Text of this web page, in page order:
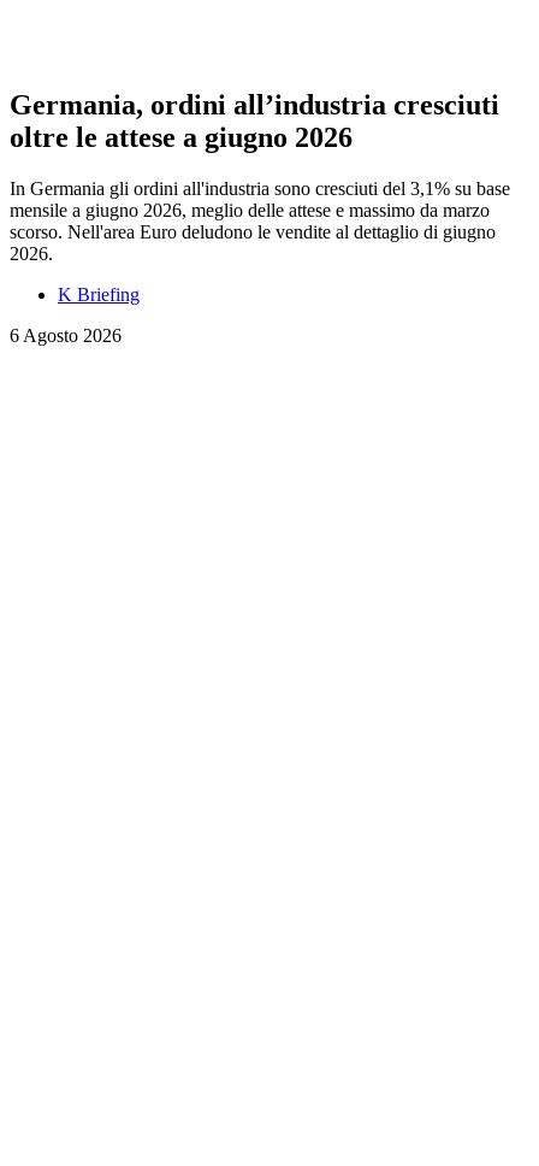
Germania, ordini all’industria cresciuti
oltre le attese a giugno 2026
In Germania gli ordini all'industria sono cresciuti del 3,1% su base
mensile a giugno 2026, meglio delle attese e massimo da marzo
scorso. Nell'area Euro deludono le vendite al dettaglio di giugno
2026.
K Briefing
6 Agosto 2026